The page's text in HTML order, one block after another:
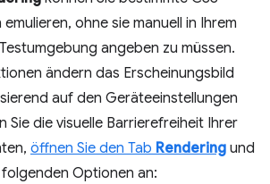
ohne sie manuell in Ihrem
angeben zu müssen.
ändern das Erscheinungsbild
auf den Geräteeinstellungen
Sie die visuelle Barrierefreiheit Ihrer
öffnen Sie den Tab Rendering und
Optionen an: